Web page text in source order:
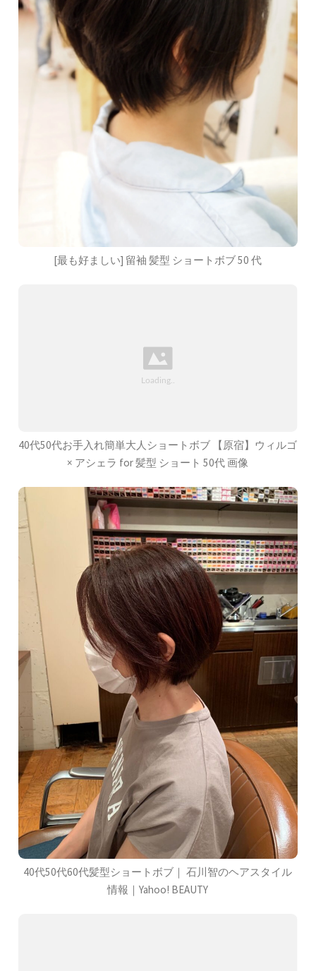
[最も好ましい] 留袖 髪型 ショートボブ 50 代
40代50代お手入れ簡単大人ショートボブ 【原宿】ウィルゴ
× アシェラ for 髪型 ショート 50代 画像
40代50代60代髪型ショートボブ｜ 石川智のヘアスタイル
情報｜Yahoo! BEAUTY